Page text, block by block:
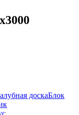
доскаБлок